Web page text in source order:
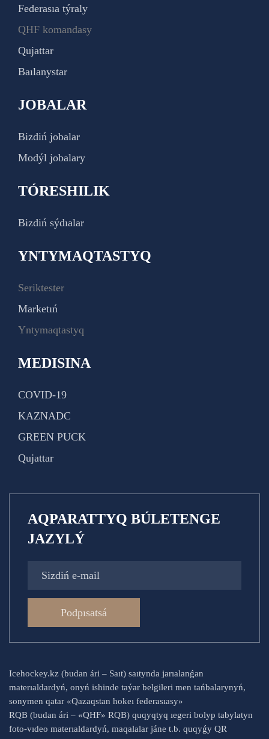
Federasıa týraly
QHF komandasy
Qujattar
Baılanystar
JOBALAR
Bizdiń jobalar
Modýl jobalary
TÓRESHILIK
Bizdiń sýdıalar
YNTYMAQTASTYQ
Seriktester
Marketıń
Yntymaqtastyq
MEDISINA
COVID-19
KAZNADC
GREEN PUCK
Qujattar
AQPARATTYQ BÚLETENGE
JAZYLÝ
Podpısatsá
Icehockey.kz (budan ári – Saıt) saıtynda jarıalanǵan
materıaldardyń, onyń ishinde taýar belgileri men tańbalarynyń,
sonymen qatar «Qazaqstan hokeı federasıasy»
RQB (budan ári – «QHF» RQB) quqyqtyq ıegeri bolyp tabylatyn
foto-vıdeo materıaldardyń, maqalalar jáne t.b. quqyǵy QR